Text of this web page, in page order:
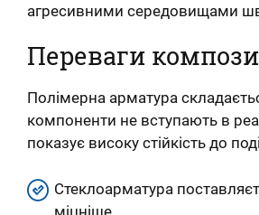
агресивними середовищами
Переваги
Полімерна арматура
компоненти не вступають в
показує високу стійкість до
Стеклоарматура
міцніше.